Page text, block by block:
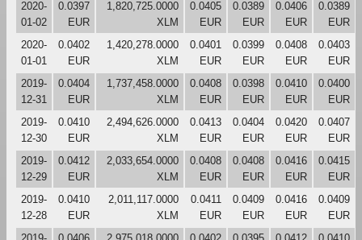
2020-
01-02
0.0397
EUR
1,820,725.0000
XLM
0.0405
EUR
0.0389
EUR
0.0406
EUR
0.0389
EUR
2020-
01-01
0.0402
EUR
1,420,278.0000
XLM
0.0401
EUR
0.0399
EUR
0.0408
EUR
0.0403
EUR
2019-
12-31
0.0404
EUR
1,737,458.0000
XLM
0.0408
EUR
0.0398
EUR
0.0410
EUR
0.0400
EUR
2019-
12-30
0.0410
EUR
2,494,626.0000
XLM
0.0413
EUR
0.0404
EUR
0.0420
EUR
0.0407
EUR
2019-
12-29
0.0412
EUR
2,033,654.0000
XLM
0.0408
EUR
0.0408
EUR
0.0416
EUR
0.0415
EUR
2019-
12-28
0.0410
EUR
2,011,117.0000
XLM
0.0411
EUR
0.0409
EUR
0.0416
EUR
0.0409
EUR